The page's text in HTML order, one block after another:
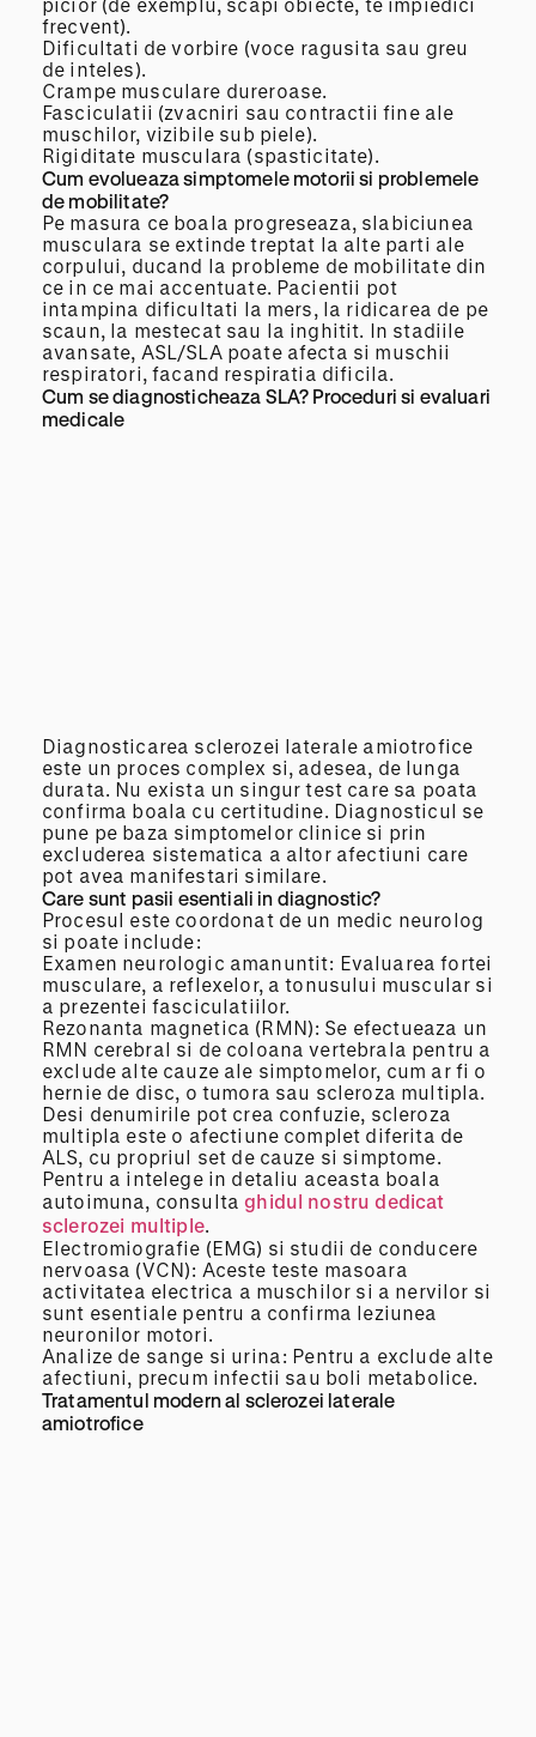
frecvent).
Dificultati de vorbire (voce ragusita sau greu
de inteles).
Crampe musculare dureroase.
Fasciculatii (zvacniri sau contractii fine ale
muschilor, vizibile sub piele).
Rigiditate musculara (spasticitate).
Cum evolueaza simptomele motorii si problemele
de mobilitate?
Pe masura ce boala progreseaza, slabiciunea
musculara se extinde treptat la alte parti ale
corpului, ducand la probleme de mobilitate din
ce in ce mai accentuate. Pacientii pot
intampina dificultati la mers, la ridicarea de pe
scaun, la mestecat sau la inghitit. In stadiile
avansate, ASL/SLA poate afecta si muschii
respiratori, facand respiratia dificila.
Cum se diagnosticheaza SLA? Proceduri si evaluari
medicale
Diagnosticarea sclerozei laterale amiotrofice
este un proces complex si, adesea, de lunga
durata. Nu exista un singur test care sa poata
confirma boala cu certitudine. Diagnosticul se
pune pe baza simptomelor clinice si prin
excluderea sistematica a altor afectiuni care
pot avea manifestari similare.
Care sunt pasii esentiali in diagnostic?
Procesul este coordonat de un medic neurolog
si poate include:
Examen neurologic amanuntit: Evaluarea fortei
musculare, a reflexelor, a tonusului muscular si
a prezentei fasciculatiilor.
Rezonanta magnetica (RMN): Se efectueaza un
RMN cerebral si de coloana vertebrala pentru a
exclude alte cauze ale simptomelor, cum ar fi o
hernie de disc, o tumora sau scleroza multipla.
Desi denumirile pot crea confuzie, scleroza
multipla este o afectiune complet diferita de
ALS, cu propriul set de cauze si simptome.
Pentru a intelege in detaliu aceasta boala
autoimuna, consultaghidul nostru dedicat
sclerozei multiple.
Electromiografie (EMG) si studii de conducere
nervoasa (VCN): Aceste teste masoara
activitatea electrica a muschilor si a nervilor si
sunt esentiale pentru a confirma leziunea
neuronilor motori.
Analize de sange si urina: Pentru a exclude alte
afectiuni, precum infectii sau boli metabolice.
Tratamentul modern al sclerozei laterale
amiotrofice